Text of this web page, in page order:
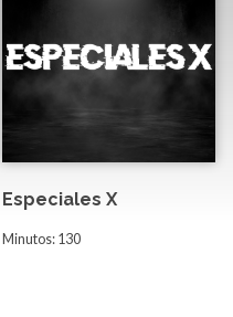
Especiales X
Minutos: 130